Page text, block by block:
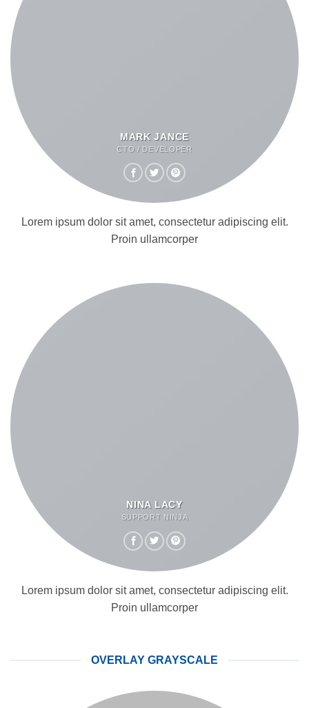
MARK JANCE
CTO / DEVELOPER
Lorem ipsum dolor sit amet, consectetur adipiscing elit.
Proin ullamcorper
NINA LACY
SUPPORT NINJA
Lorem ipsum dolor sit amet, consectetur adipiscing elit.
Proin ullamcorper
OVERLAY GRAYSCALE